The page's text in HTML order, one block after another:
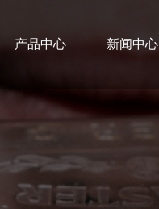
产品中心 新闻中心